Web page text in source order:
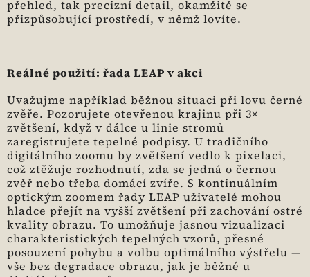
přehled, tak precizní detail, okamžitě se
přizpůsobující prostředí, v němž lovíte.
Reálné použití: řada LEAP v akci
Uvažujme například běžnou situaci při lovu černé
zvěře. Pozorujete otevřenou krajinu při 3×
zvětšení, když v dálce u linie stromů
zaregistrujete tepelné podpisy. U tradičního
digitálního zoomu by zvětšení vedlo k pixelaci,
což ztěžuje rozhodnutí, zda se jedná o černou
zvěř nebo třeba domácí zvíře. S kontinuálním
optickým zoomem řady LEAP uživatelé mohou
hladce přejít na vyšší zvětšení při zachování ostré
kvality obrazu. To umožňuje jasnou vizualizaci
charakteristických tepelných vzorů, přesné
posouzení pohybu a volbu optimálního výstřelu —
vše bez degradace obrazu, jak je běžné u